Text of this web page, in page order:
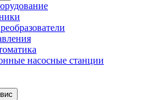
насосные станции